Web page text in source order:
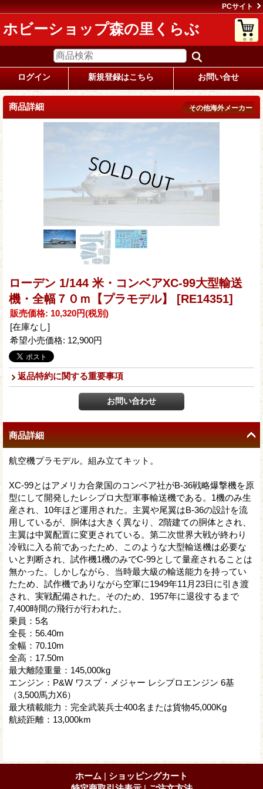
PCサイト
ホビーショップ森の里くらぶ
ログイン 新規登録はこちら お問い合せ
商品詳細 その他海外メーカー
ローデン 1/144 米・コンベアXC-99大型輸送
機・全幅７０ｍ【プラモデル】 [RE14351]
販売価格: 10,320円(税別)
[在庫なし]
希望小売価格: 12,900円
返品特約に関する重要事項
商品詳細
航空機プラモデル。組み立てキット。
XC-99とはアメリカ合衆国のコンベア社がB-36戦略爆撃機を原
型にして開発したレシプロ大型軍事輸送機である。1機のみ生
産され、10年ほど運用された。主翼や尾翼はB-36の設計を流
用しているが、胴体は大きく異なり、2階建ての胴体とされ、
主翼は中翼配置に変更されている。第二次世界大戦が終わり
冷戦に入る前であったため、このような大型輸送機は必要な
いと判断され、試作機1機のみでC-99として量産されることは
無かった。しかしながら、当時最大級の輸送能力を持ってい
たため、試作機でありながら空軍に1949年11月23日に引き渡
され、実戦配備された。そのため、1957年に退役するまで
7,400時間の飛行が行われた。
乗員：5名
全長：56.40m
全幅：70.10m
全高：17.50m
最大離陸重量：145,000kg
エンジン：P&W ワスプ・メジャー レシプロエンジン 6基
（3,500馬力X6）
最大積載能力：完全武装兵士400名または貨物45,000Kg
航続距離：13,000km
ホーム | ショッピングカート